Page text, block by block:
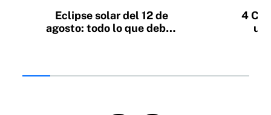
Eclipse solar del 12 de
agosto: todo lo que debes
4
un